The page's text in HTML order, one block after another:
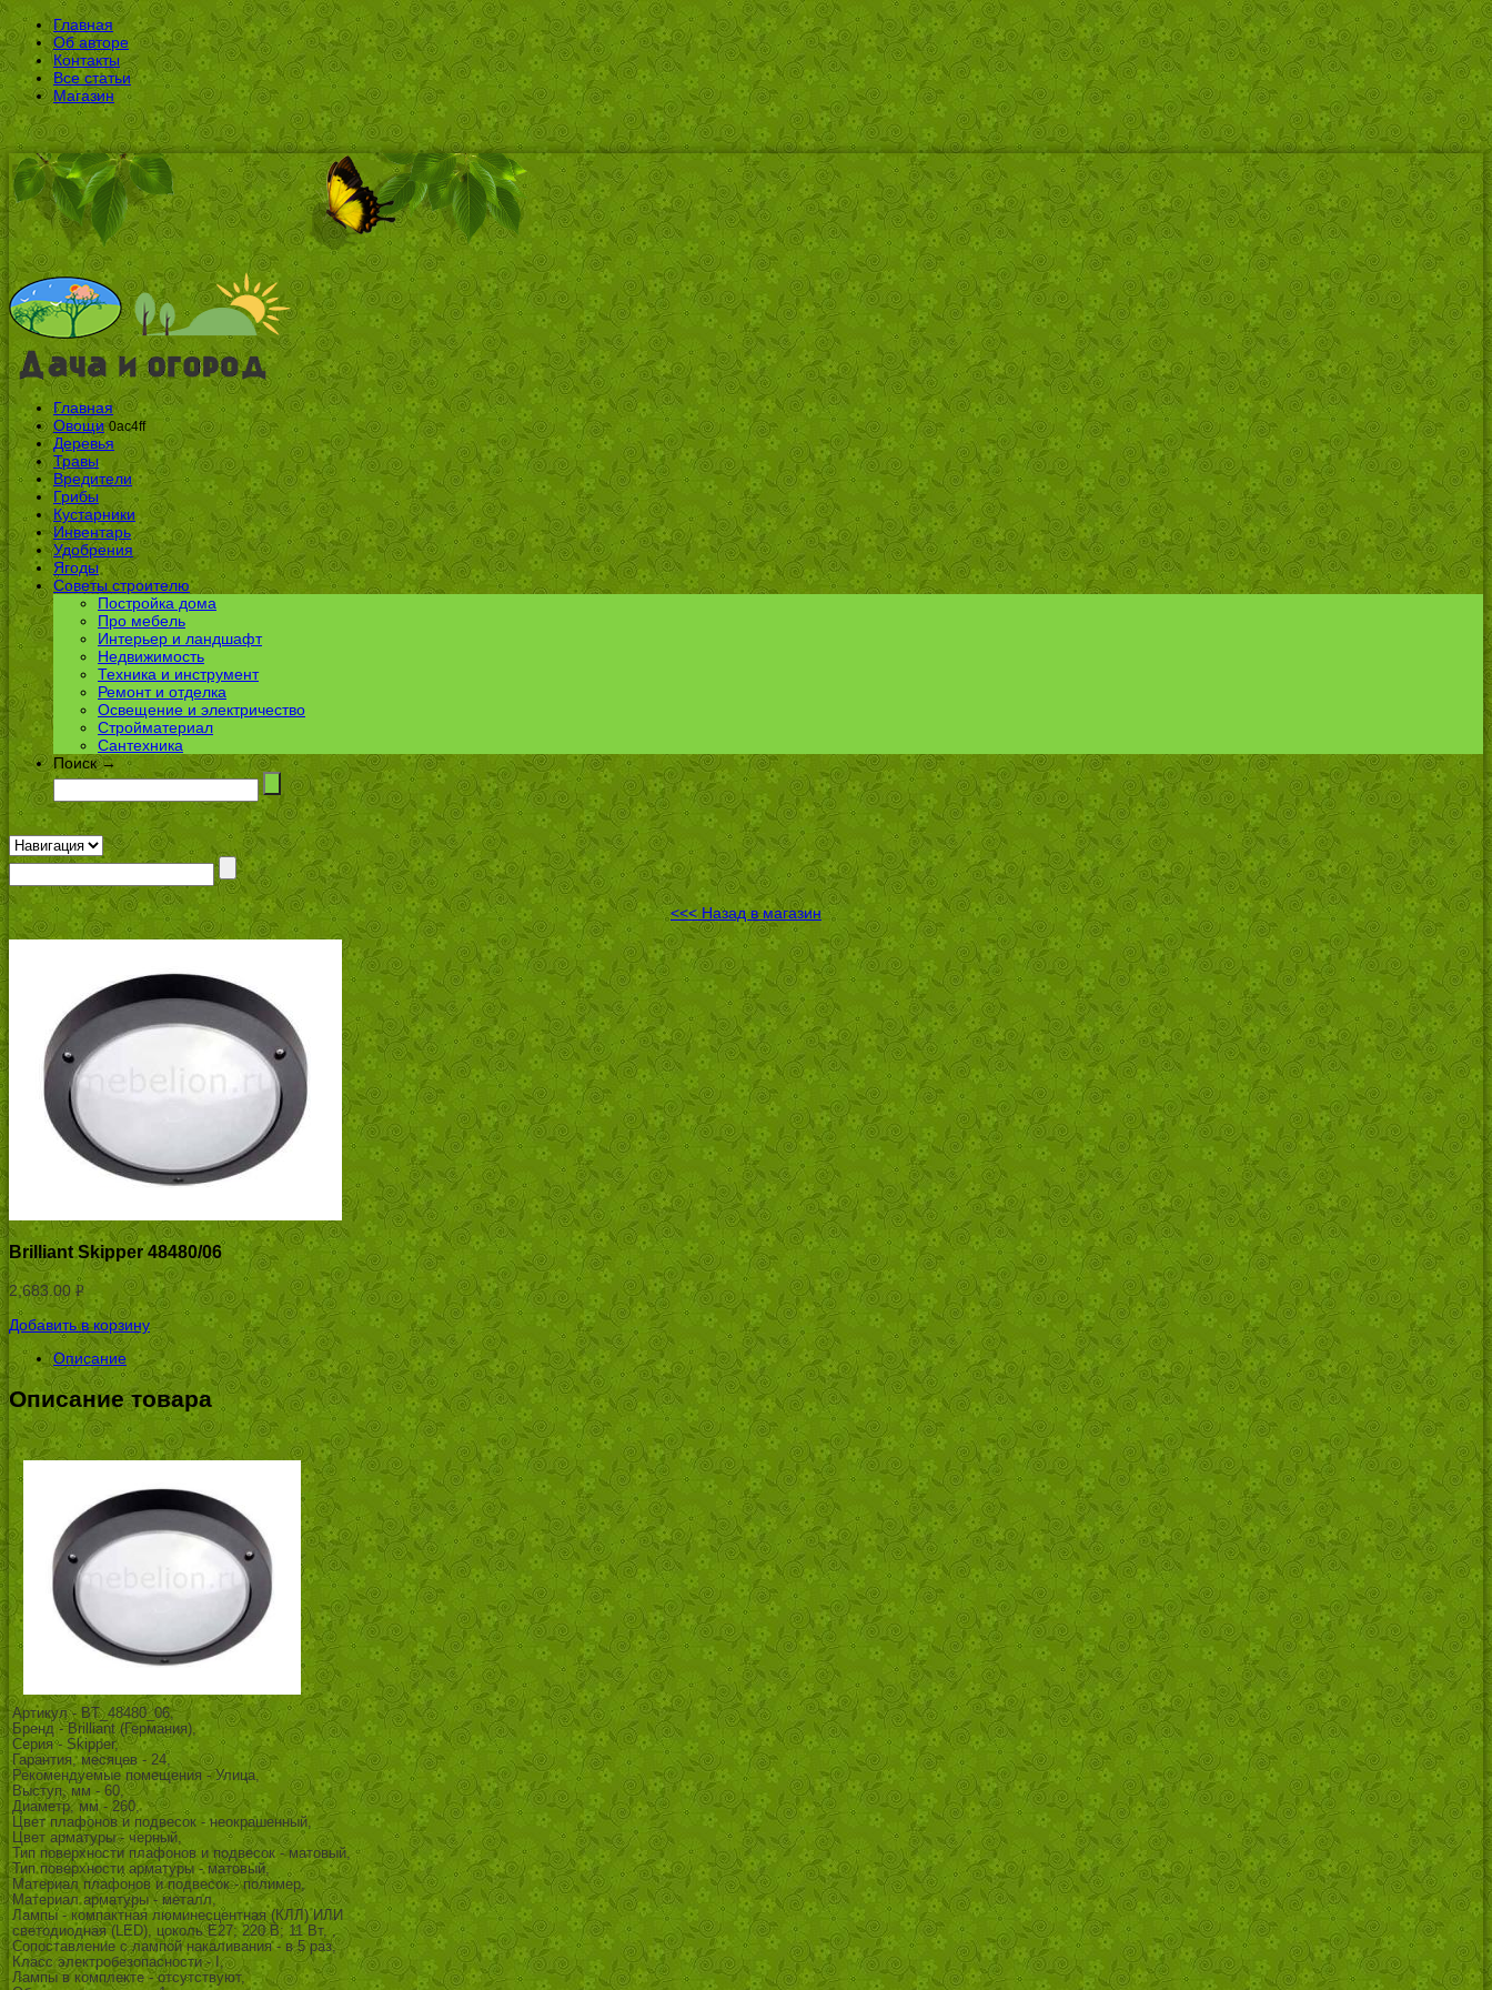
Главная
Об авторе
Контакты
Все статьи
Магазин
Главная
Овощи 0ac4ff
Деревья
Травы
Вредители
Грибы
Кустарники
Инвентарь
Удобрения
Ягоды
Советы строителю
Постройка дома
Про мебель
Интерьер и ландшафт
Недвижимость
Техника и инструмент
Ремонт и отделка
Освещение и электричество
Стройматериал
Сантехника
Поиск →
<<< Назад в магазин
Brilliant Skipper 48480/06
2,683.00 Р
УБ.
Добавить в корзину
Описание
Описание товара
Артикул - BT_48480_06,
Бренд - Brilliant (Германия),
Серия - Skipper,
Гарантия, месяцев - 24,
Рекомендуемые помещения - Улица,
Выступ, мм - 60,
Диаметр, мм - 260,
Цвет плафонов и подвесок - неокрашенный,
Цвет арматуры - черный,
Тип поверхности плафонов и подвесок - матовый,
Тип поверхности арматуры - матовый,
Материал плафонов и подвесок - полимер,
Материал арматуры - металл,
Лампы - компактная люминесцентная (КЛЛ) ИЛИ
светодиодная (LED), цоколь E27; 220 В; 11 Вт, ,
Сопоставление с лампой накаливания - в 5 раз,
Класс электробезопасности - I,
Лампы в комплекте - отсутствуют,